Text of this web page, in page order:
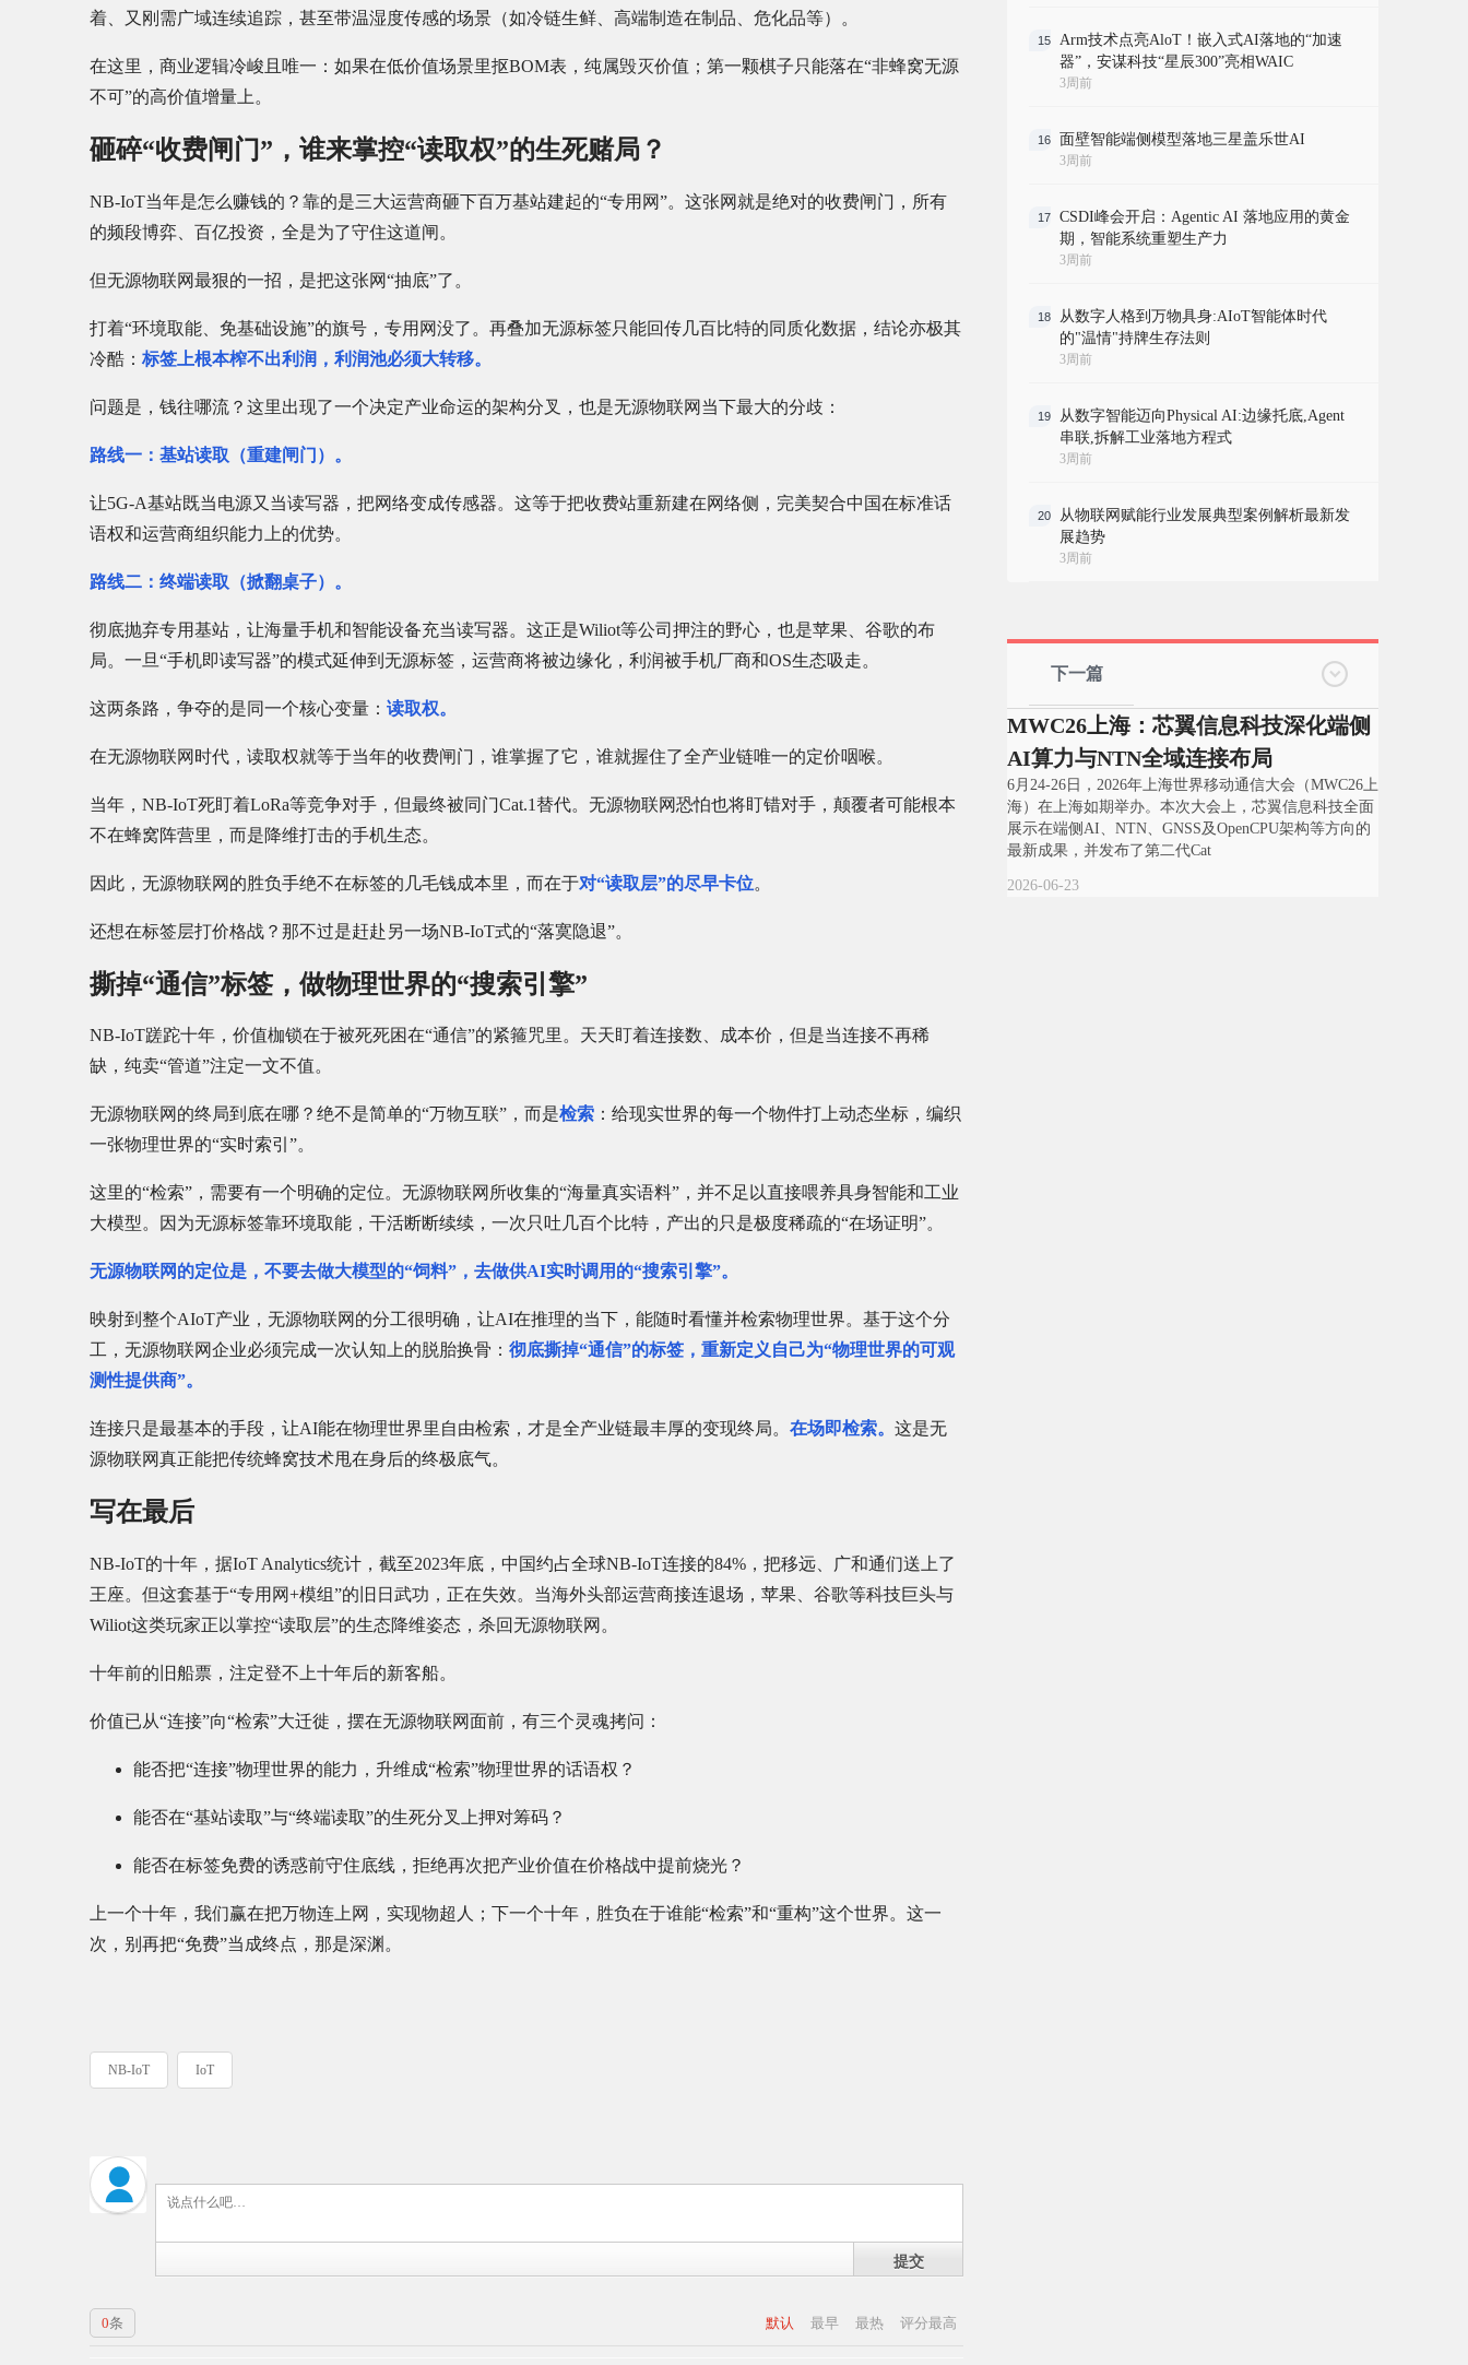
着、又刚需广域连续追踪，甚至带温湿度传感的场景（如冷链生鲜、高端制造在制品、危化品等）。
在这里，商业逻辑冷峻且唯一：如果在低价值场景里抠BOM表，纯属毁灭价值；第一颗棋子只能落在“非蜂窝无源
不可”的高价值增量上。
砸碎“收费闸门”，谁来掌控“读取权”的生死赌局？
NB-IoT当年是怎么赚钱的？靠的是三大运营商砸下百万基站建起的“专用网”。这张网就是绝对的收费闸门，所有
的频段博弈、百亿投资，全是为了守住这道闸。
但无源物联网最狠的一招，是把这张网“抽底”了。
打着“环境取能、免基础设施”的旗号，专用网没了。再叠加无源标签只能回传几百比特的同质化数据，结论亦极其
冷酷： 标签上根本榨不出利润，利润池必须大转移。
问题是，钱往哪流？这里出现了一个决定产业命运的架构分叉，也是无源物联网当下最大的分歧：
路线一：基站读取（重建闸门）。
让5G-A基站既当电源又当读写器，把网络变成传感器。这等于把收费站重新建在网络侧，完美契合中国在标准话
语权和运营商组织能力上的优势。
路线二：终端读取（掀翻桌子）。
彻底抛弃专用基站，让海量手机和智能设备充当读写器。这正是Wiliot等公司押注的野心，也是苹果、谷歌的布
局。一旦“手机即读写器”的模式延伸到无源标签，运营商将被边缘化，利润被手机厂商和OS生态吸走。
这两条路，争夺的是同一个核心变量： 读取权。
在无源物联网时代，读取权就等于当年的收费闸门，谁掌握了它，谁就握住了全产业链唯一的定价咽喉。
当年，NB-IoT死盯着LoRa等竞争对手，但最终被同门Cat.1替代。无源物联网恐怕也将盯错对手，颠覆者可能根本
不在蜂窝阵营里，而是降维打击的手机生态。
因此，无源物联网的胜负手绝不在标签的几毛钱成本里，而在于对“读取层”的尽早卡位。
还想在标签层打价格战？那不过是赶赴另一场NB-IoT式的“落寞隐退”。
撕掉“通信”标签，做物理世界的“搜索引擎”
NB-IoT蹉跎十年，价值枷锁在于被死死困在“通信”的紧箍咒里。天天盯着连接数、成本价，但是当连接不再稀
缺，纯卖“管道”注定一文不值。
无源物联网的终局到底在哪？绝不是简单的“万物互联”，而是检索 ：给现实世界的每一个物件打上动态坐标，编织
一张物理世界的“实时索引”。
这里的“检索”，需要有一个明确的定位。无源物联网所收集的“海量真实语料”，并不足以直接喂养具身智能和工业
大模型。因为无源标签靠环境取能，干活断断续续，一次只吐几百个比特，产出的只是极度稀疏的“在场证明”。
无源物联网的定位是，不要去做大模型的“饲料”，去做供AI实时调用的“搜索引擎”。
映射到整个AIoT产业，无源物联网的分工很明确，让AI在推理的当下，能随时看懂并检索物理世界。基于这个分
工，无源物联网企业必须完成一次认知上的脱胎换骨： 彻底撕掉“通信”的标签，重新定义自己为“物理世界的可观
测性提供商”。
连接只是最基本的手段，让AI能在物理世界里自由检索，才是全产业链最丰厚的变现终局。 在场即检索。 这是无
源物联网真正能把传统蜂窝技术甩在身后的终极底气。
写在最后
NB-IoT的十年，据IoT Analytics统计，截至2023年底，中国约占全球NB-IoT连接的84%，把移远、广和通们送上了
王座。但这套基于“专用网+模组”的旧日武功，正在失效。当海外头部运营商接连退场，苹果、谷歌等科技巨头与
Wiliot这类玩家正以掌控“读取层”的生态降维姿态，杀回无源物联网。
十年前的旧船票，注定登不上十年后的新客船。
价值已从“连接”向“检索”大迁徙，摆在无源物联网面前，有三个灵魂拷问：
能否把“连接”物理世界的能力，升维成“检索”物理世界的话语权？
能否在“基站读取”与“终端读取”的生死分叉上押对筹码？
能否在标签免费的诱惑前守住底线，拒绝再次把产业价值在价格战中提前烧光？
上一个十年，我们赢在把万物连上网，实现物超人；下一个十年，胜负在于谁能“检索”和“重构”这个世界。这一
次，别再把“免费”当成终点，那是深渊。
NB-IoT IoT
提交
默认 最早 最热 评分最高
0条
15
Arm技术点亮AloT！嵌入式AI落地的“加速
器”，安谋科技“星辰300”亮相WAIC
3周前
16 面壁智能端侧模型落地三星盖乐世AI
3周前
17
CSDI峰会开启：Agentic AI 落地应用的黄金
期，智能系统重塑生产力
3周前
18
从数字人格到万物具身:AIoT智能体时代
的"温情"持牌生存法则
3周前
19
从数字智能迈向Physical AI:边缘托底,Agent
串联,拆解工业落地方程式
3周前
20
从物联网赋能行业发展典型案例解析最新发
展趋势
3周前
下一篇
MWC26上海：芯翼信息科技深化端侧
AI算力与NTN全域连接布局
6月24-26日，2026年上海世界移动通信大会（MWC26上
海）在上海如期举办。本次大会上，芯翼信息科技全面
展示在端侧AI、NTN、GNSS及OpenCPU架构等方向的
最新成果，并发布了第二代Cat
2026-06-23